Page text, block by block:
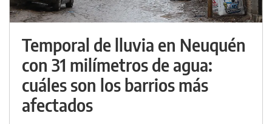
Temporal de lluvia en Neuquén
con 31 milímetros de agua:
cuáles son los barrios más
afectados